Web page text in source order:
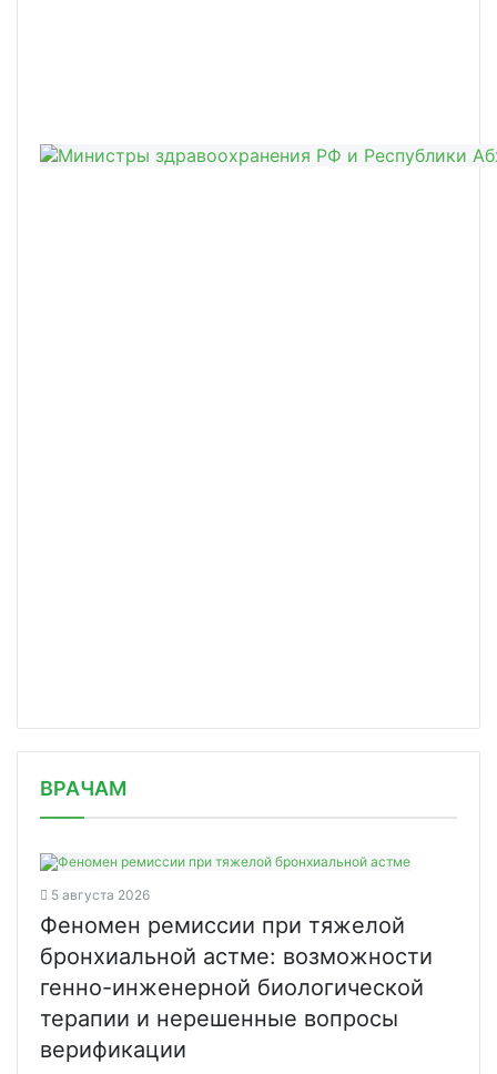
ВРАЧАМ
5 августа 2026
Феномен ремиссии при тяжелой
бронхиальной астме: возможности
генно-инженерной биологической
терапии и нерешенные вопросы
верификации